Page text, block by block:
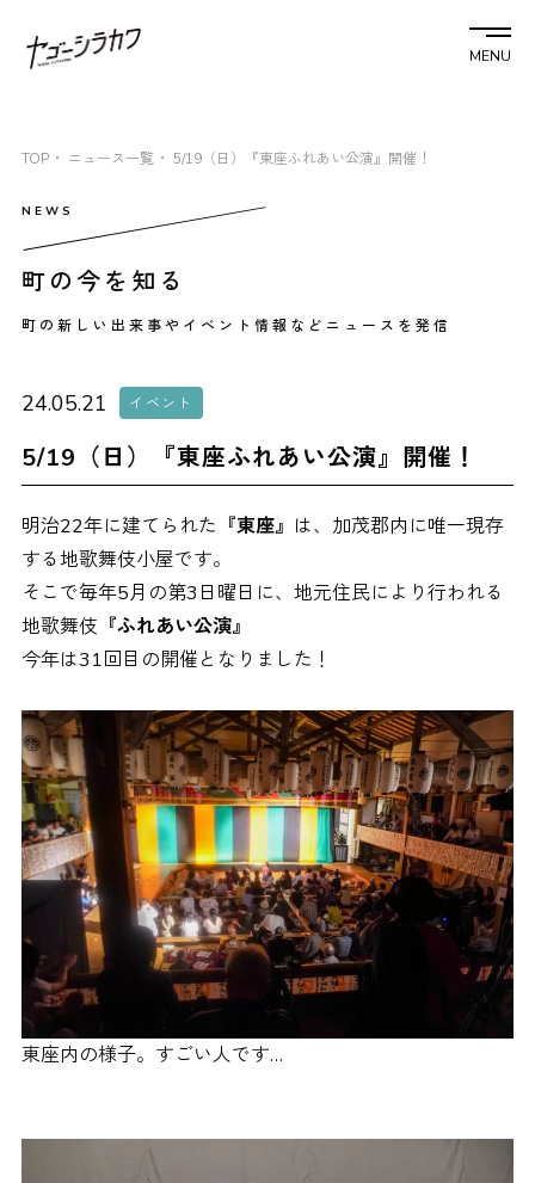
MENU
TOP ニュース一覧 5/19（日）『東座ふれあい公演』開催！
町の今を知る
町の新しい出来事やイベント情報などニュースを発信
24.05.21 イベント
5/19（日）『東座ふれあい公演』開催！
明治22年に建てられた 『東座』 は、加茂郡内に唯一現存
する地歌舞伎小屋です。
そこで毎年5月の第3日曜日に、地元住民により行われる
地歌舞伎 『ふれあい公演』
今年は31回目の開催となりました！
東座内の様子。すごい人です…